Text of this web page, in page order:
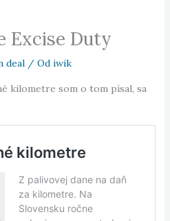
Excise Duty
deal/ Od iwik
kilometre som o tom písal, sa